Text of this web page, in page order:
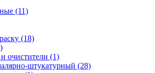
(11)
(18)
очистители (1)
штукатурный (28)